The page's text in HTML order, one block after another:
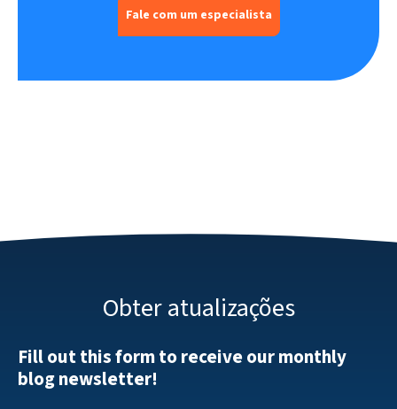
Fale com um especialista
Obter atualizações
Fill out this form to receive our monthly
blog newsletter!